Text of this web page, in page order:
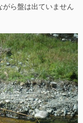
ら盤は出ていません